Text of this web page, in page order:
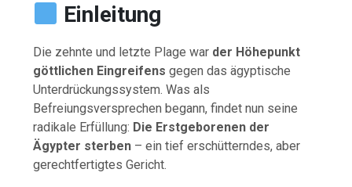
Einleitung
Die zehnte und letzte Plage war der Höhepunkt
göttlichen Eingreifens gegen das ägyptische
Unterdrückungssystem. Was als
Befreiungsversprechen begann, findet nun seine
radikale Erfüllung: Die Erstgeborenen der
Ägypter sterben – ein tief erschütterndes, aber
gerechtfertigtes Gericht.